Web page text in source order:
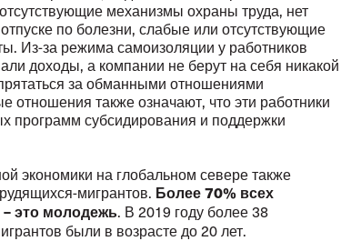
механизмы охраны труда, нет
по болезни, слабые или отсутствующие
Из-за режима самоизоляции у работников
доходы, а компании не берут на себя никакой
за обманными отношениями
отношения также означают, что эти работники
программ субсидирования и поддержки
экономики на глобальном севере также
мигрантов. Более 70% всех
это молодежь. В 2019 году более 38
были в возрасте до 20 лет.